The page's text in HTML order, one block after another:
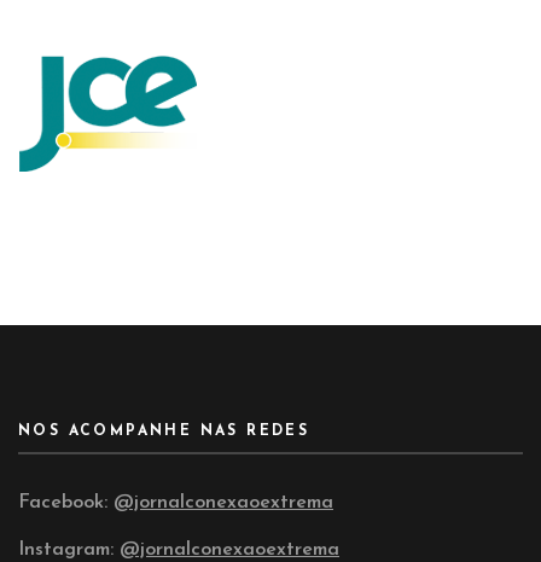
NOS ACOMPANHE NAS REDES
Facebook: @jornalconexaoextrema
Instagram: @jornalconexaoextrema